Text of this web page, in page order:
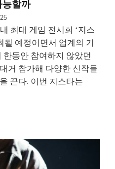
능할까
최대 게임 전시회 ‘지스
될 예정이면서 업계의 기
동안 참여하지 않았던
거 참가해 다양한 신작들
끈다. 이번 지스타는